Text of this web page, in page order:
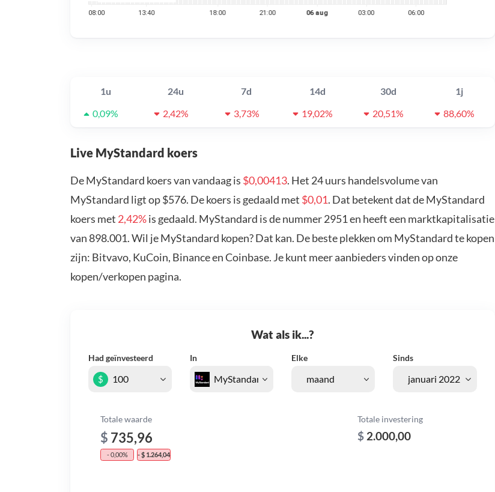
1u 24u 7d 14d 30d
1j
0,09%
2,42% 3,73% 19,02% 20,51% 88,60%
Live MyStandard koers
De MyStandard koers van vandaag is $0,00413. Het 24 uurs handelsvolume van
MyStandard ligt op $576. De koers is gedaald met $0,01. Dat betekent dat de MyStandard
koers met 2,42%is gedaald. MyStandard is de nummer 2951 en heeft een marktkapitalisatie
van 898.001. Wil je MyStandard kopen? Dat kan. De beste plekken om MyStandard te kopen
zijn: Bitvavo, KuCoin, Binance en Coinbase. Je kunt meer aanbieders vinden op onze
kopen/verkopen pagina.
Wat als ik...?
Had geïnvesteerd In Elke Sinds
$
Totale waarde
$ 735,96
- 0,00% - $ 1.264,04
Totale investering
$ 2.000,00